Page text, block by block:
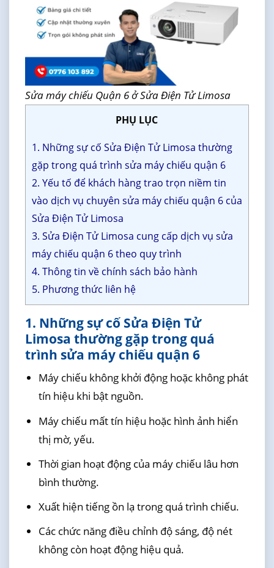
Sửa máy chiếu Quận 6 ở Sửa Điện Tử Limosa
PHỤ LỤC
1. Những sự cố Sửa Điện Tử Limosa thường
gặp trong quá trình sửa máy chiếu quận 6
2. Yếu tố để khách hàng trao trọn niềm tin
vào dịch vụ chuyên sửa máy chiếu quận 6 của
Sửa Điện Tử Limosa
3. Sửa Điện Tử Limosa cung cấp dịch vụ sửa
máy chiếu quận 6 theo quy trình
4. Thông tin về chính sách bảo hành
5. Phương thức liên hệ
1. Những sự cố Sửa Điện Tử
Limosa thường gặp trong quá
trình sửa máy chiếu quận 6
Máy chiếu không khởi động hoặc không phát
tín hiệu khi bật nguồn.
Máy chiếu mất tín hiệu hoặc hình ảnh hiển
thị mờ, yếu.
Thời gian hoạt động của máy chiếu lâu hơn
bình thường.
Xuất hiện tiếng ồn lạ trong quá trình chiếu.
Các chức năng điều chỉnh độ sáng, độ nét
không còn hoạt động hiệu quả.